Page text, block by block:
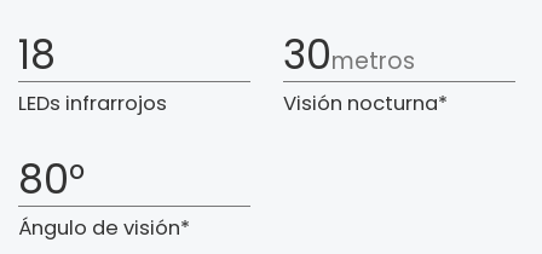
18
LEDs infrarrojos
30metros
Visión nocturna*
80°
Ángulo de visión*